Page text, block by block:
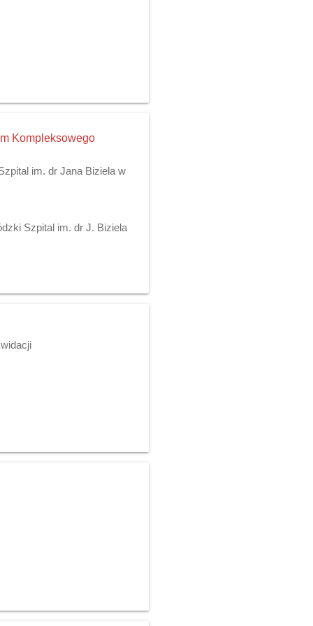
Kompleksowego
im. dr Jana Biziela w
Szpital im. dr J. Biziela